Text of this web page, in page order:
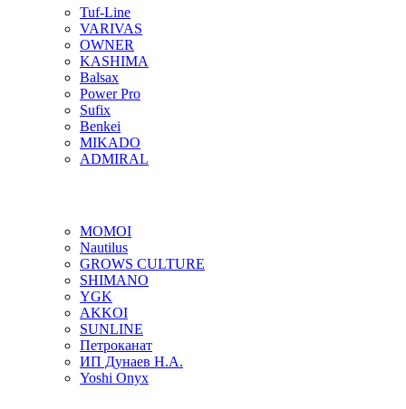
Tuf-Line
VARIVAS
OWNER
KASHIMA
Balsax
Power Pro
Sufix
Benkei
MIKADO
ADMIRAL
MOMOI
Nautilus
GROWS CULTURE
SHIMANO
YGK
AKKOI
SUNLINE
Петроканат
ИП Дунаев Н.А.
Yoshi Onyx